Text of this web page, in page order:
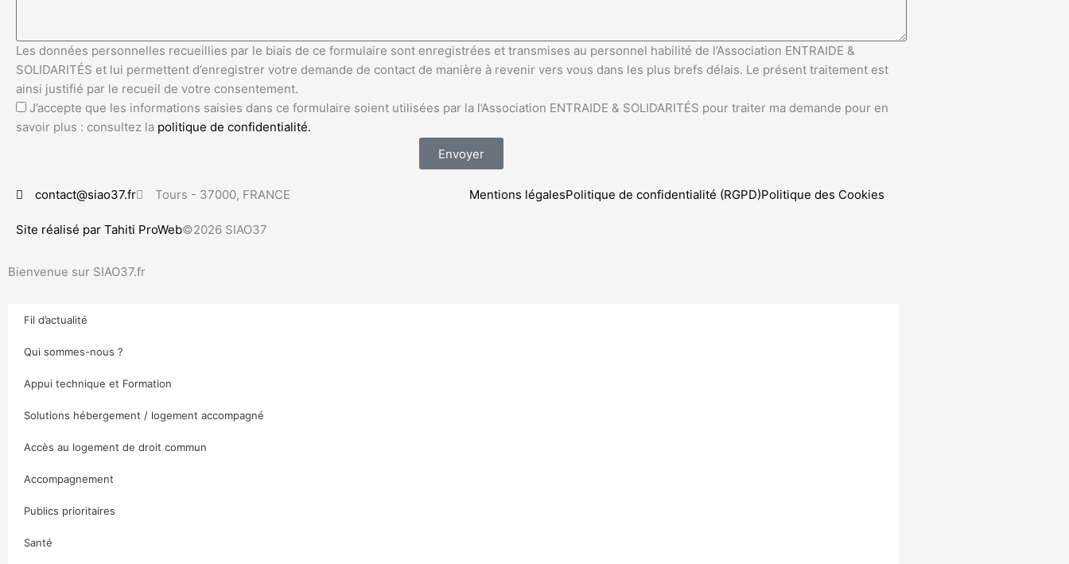
Les données personnelles recueillies par le biais de ce formulaire sont enregistrées et transmises au personnel habilité de l’Association ENTRAIDE &
SOLIDARITÉS et lui permettent d’enregistrer votre demande de contact de manière à revenir vers vous dans les plus brefs délais. Le présent traitement est
ainsi justifié par le recueil de votre consentement.
J’accepte que les informations saisies dans ce formulaire soient utilisées par la l’Association ENTRAIDE & SOLIDARITÉS pour traiter ma demande pour en
savoir plus : consultez la politique de confidentialité.
Envoyer
contact@siao37.fr Tours - 37000, FRANCE
Site réalisé par Tahiti ProWeb©2026 SIAO37
Mentions légalesPolitique de confidentialité (RGPD)Politique des Cookies
Bienvenue sur SIAO37.fr
Fil d’actualité
Qui sommes-nous ?
Appui technique et Formation
Solutions hébergement / logement accompagné
Accès au logement de droit commun
Accompagnement
Publics prioritaires
Santé